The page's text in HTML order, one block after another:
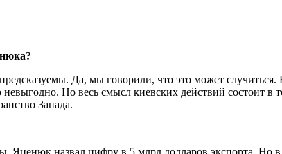
Да, мы говорили, что это может
Но весь смысл киевских действий состоит
Запада.